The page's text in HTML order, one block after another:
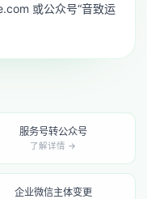
或公众号“音致运
服务号转公众号
了解详情 →
企业微信主体变更